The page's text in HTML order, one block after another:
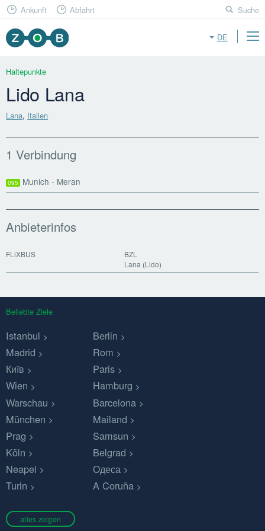
DE
Ankunft Abfahrt Suche
Haltepunkte
Lido Lana
Lana, Italien
1 Verbindung
095 Munich - Meran
Anbieterinfos
FLiXBUS
BZL
Lana (Lido)
Beliebte Ziele
Istanbul
Berlin
Madrid
Rom
Київ
Paris
Wien
Hamburg
Warschau
Barcelona
München
Mailand
Prag
Samsun
Köln
Belgrad
Neapel
Одеса
Turin
A Coruña
alles zeigen